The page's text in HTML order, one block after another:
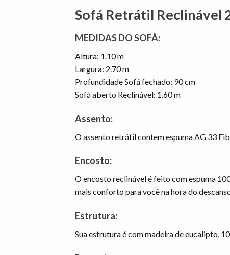
Sofá Retrátil Reclinável
MEDIDAS DO SOFÁ:
Altura: 1.10 m
Largura: 2.70 m
Profundidade Sofá fechado: 90 cm
Sofá aberto Reclinável: 1.60 m
Assento:
O assento retrátil contem espuma AG 33
Encosto:
O encosto reclinável é feito com espuma
mais conforto para você na hora do
Estrutura:
Sua estrutura é com madeira de eucalipto,